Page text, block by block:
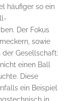
häufiger so ein
Der Fokus
sowie
Gesellschaft:
einen Ball
Diese
ein Beispiel